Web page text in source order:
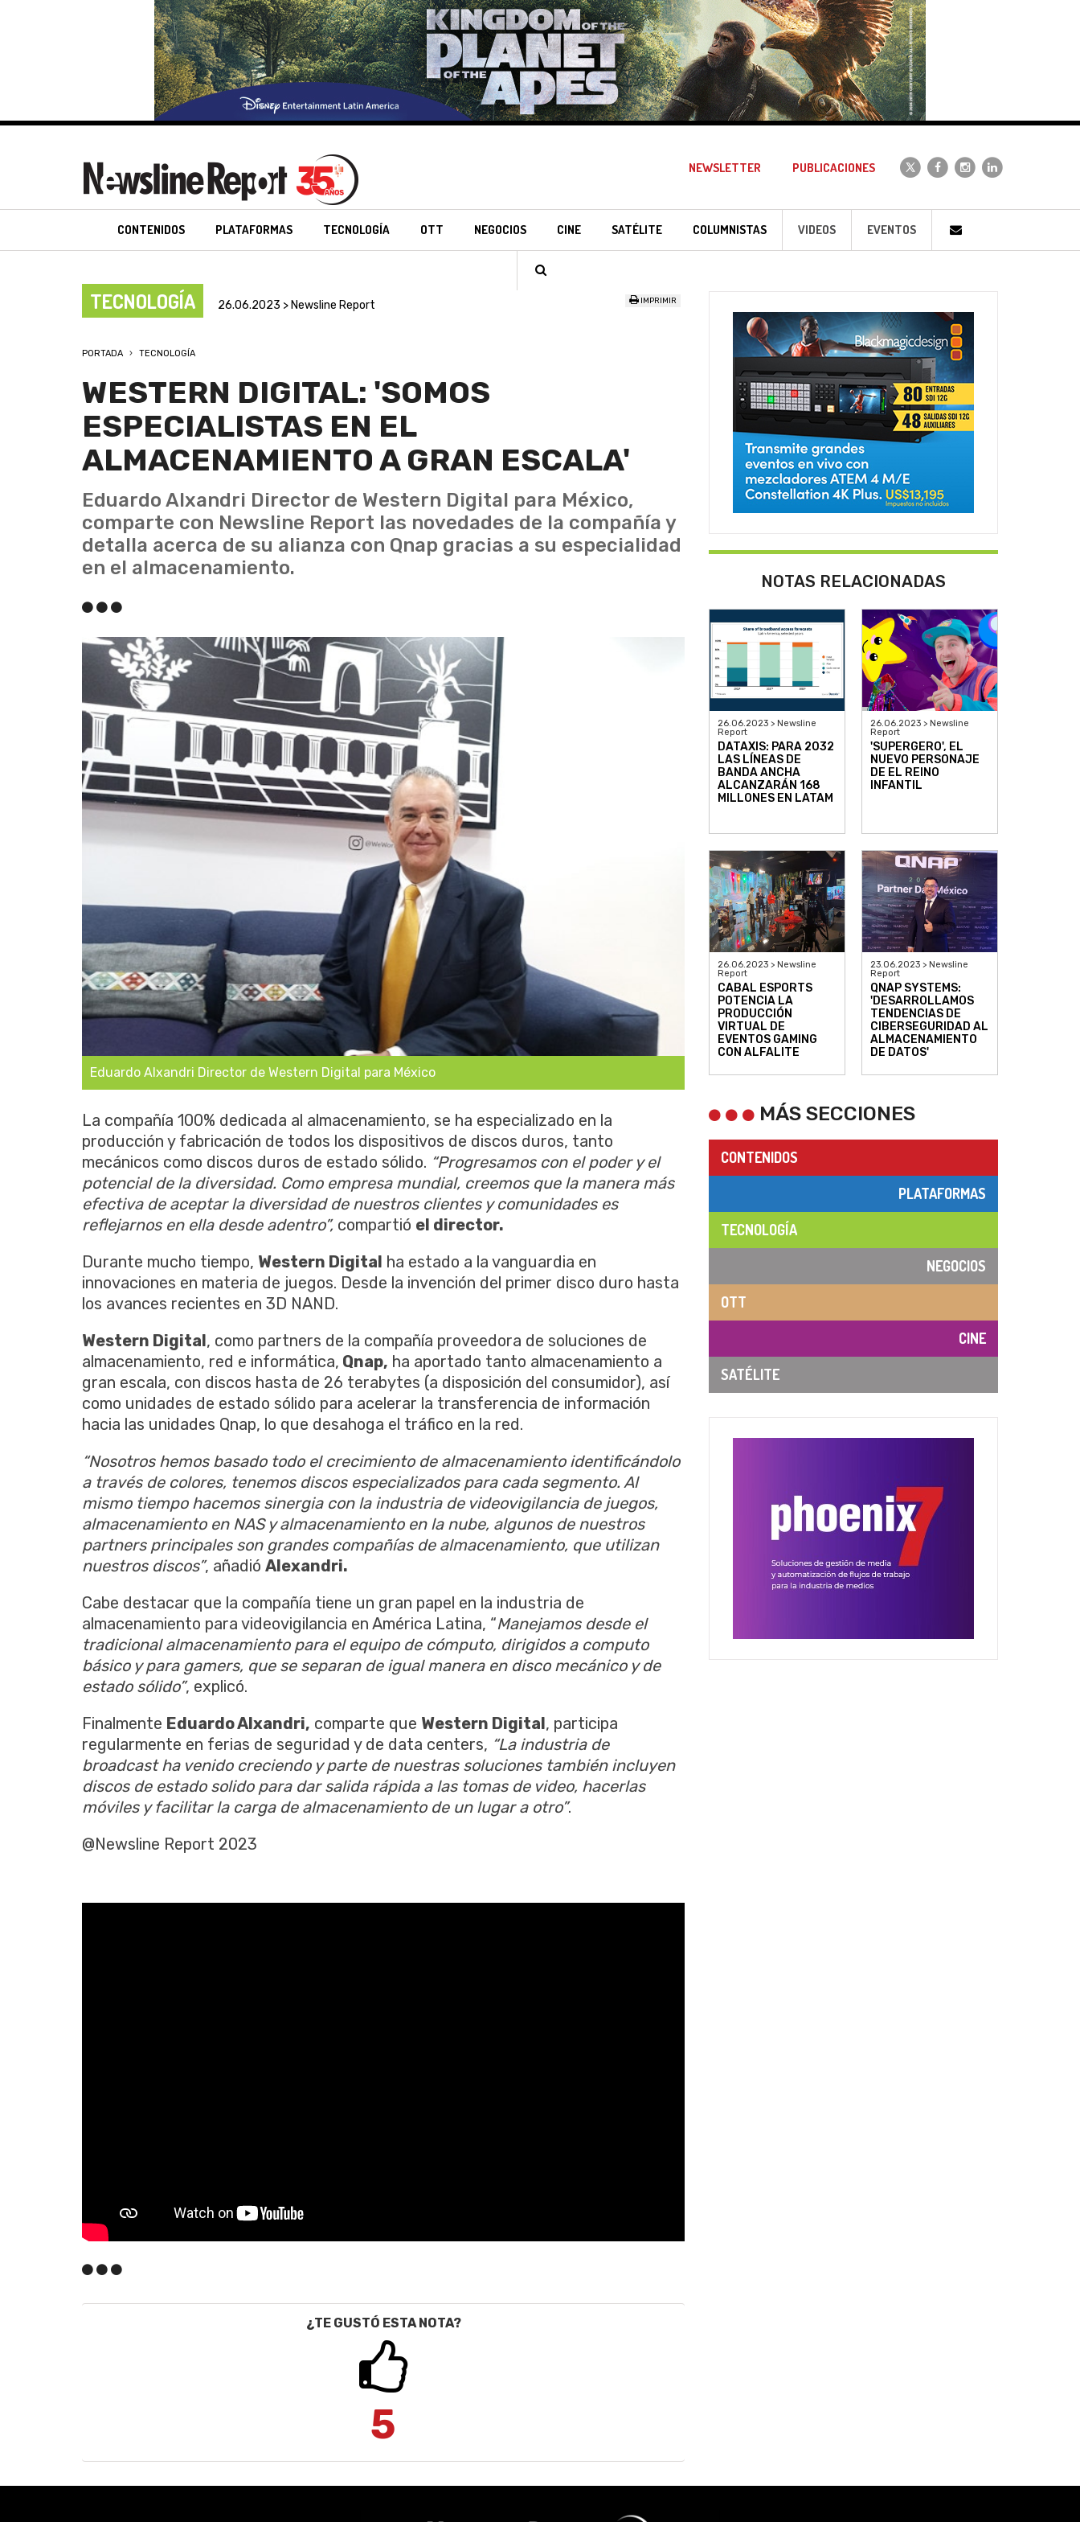
NEWSLETTER PUBLICACIONES
CONTENIDOS PLATAFORMAS TECNOLOGÍA OTT NEGOCIOS CINE SATÉLITE COLUMNISTAS VIDEOS EVENTOS
TECNOLOGÍA 26.06.2023 > Newsline Report IMPRIMIR
PORTADA TECNOLOGÍA
WESTERN DIGITAL: 'SOMOS
ESPECIALISTAS EN EL
ALMACENAMIENTO A GRAN ESCALA'
Eduardo Alxandri Director de Western Digital para México,
comparte con Newsline Report las novedades de la compañía y
detalla acerca de su alianza con Qnap gracias a su especialidad
en el almacenamiento.
Eduardo Alxandri Director de Western Digital para México
La compañía 100% dedicada al almacenamiento, se ha especializado en la
producción y fabricación de todos los dispositivos de discos duros, tanto
mecánicos como discos duros de estado sólido. “Progresamos con el poder y el
potencial de la diversidad. Como empresa mundial, creemos que la manera más
efectiva de aceptar la diversidad de nuestros clientes y comunidades es
reflejarnos en ella desde adentro”, compartió el director.
Durante mucho tiempo, Western Digital ha estado a la vanguardia en
innovaciones en materia de juegos. Desde la invención del primer disco duro hasta
los avances recientes en 3D NAND.
Western Digital, como partners de la compañía proveedora de soluciones de
almacenamiento, red e informática, Qnap, ha aportado tanto almacenamiento a
gran escala, con discos hasta de 26 terabytes (a disposición del consumidor), así
como unidades de estado sólido para acelerar la transferencia de información
hacia las unidades Qnap, lo que desahoga el tráfico en la red.
“Nosotros hemos basado todo el crecimiento de almacenamiento identificándolo
a través de colores, tenemos discos especializados para cada segmento. Al
mismo tiempo hacemos sinergia con la industria de videovigilancia de juegos,
almacenamiento en NAS y almacenamiento en la nube, algunos de nuestros
partners principales son grandes compañías de almacenamiento, que utilizan
nuestros discos”, añadió Alexandri.
Cabe destacar que la compañía tiene un gran papel en la industria de
almacenamiento para videovigilancia en América Latina, “Manejamos desde el
tradicional almacenamiento para el equipo de cómputo, dirigidos a computo
básico y para gamers, que se separan de igual manera en disco mecánico y de
estado sólido”, explicó.
Finalmente Eduardo Alxandri, comparte que Western Digital, participa
regularmente en ferias de seguridad y de data centers, “La industria de
broadcast ha venido creciendo y parte de nuestras soluciones también incluyen
discos de estado solido para dar salida rápida a las tomas de video, hacerlas
móviles y facilitar la carga de almacenamiento de un lugar a otro”.
@Newsline Report 2023
¿TE GUSTÓ ESTA NOTA?
5
NOTAS RELACIONADAS
26.06.2023 > Newsline
Report
DATAXIS: PARA 2032
LAS LÍNEAS DE
BANDA ANCHA
ALCANZARÁN 168
MILLONES EN LATAM
26.06.2023 > Newsline
Report
'SUPERGERO', EL
NUEVO PERSONAJE
DE EL REINO
INFANTIL
26.06.2023 > Newsline
Report
CABAL ESPORTS
POTENCIA LA
PRODUCCIÓN
VIRTUAL DE
EVENTOS GAMING
CON ALFALITE
23.06.2023 > Newsline
Report
QNAP SYSTEMS:
'DESARROLLAMOS
TENDENCIAS DE
CIBERSEGURIDAD AL
ALMACENAMIENTO
DE DATOS'
MÁS SECCIONES
CONTENIDOS
PLATAFORMAS
TECNOLOGÍA
NEGOCIOS
OTT
CINE
SATÉLITE